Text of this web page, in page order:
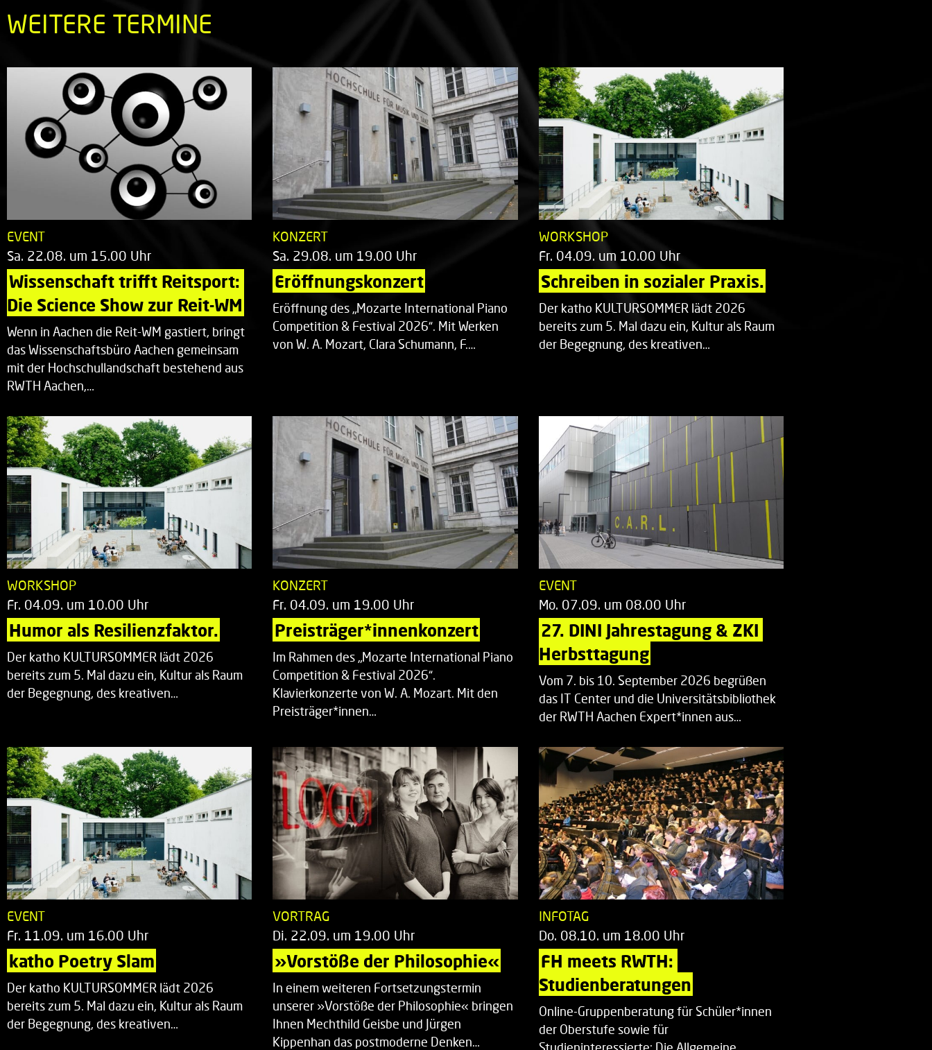
WEITERE TERMINE
EVENT
Sa. 22.08. um 15.00 Uhr
Wissenschaft trifft Reitsport:
Die Science Show zur Reit-WM
Wenn in Aachen die Reit-WM gastiert, bringt
das Wissenschaftsbüro Aachen gemeinsam
mit der Hochschullandschaft bestehend aus
RWTH Aachen,…
KONZERT
Sa. 29.08. um 19.00 Uhr
Eröffnungskonzert
Eröffnung des „Mozarte International Piano
Competition & Festival 2026“. Mit Werken
von W. A. Mozart, Clara Schumann, F.…
WORKSHOP
Fr. 04.09. um 10.00 Uhr
Schreiben in sozialer Praxis.
Der katho KULTURSOMMER lädt 2026
bereits zum 5. Mal dazu ein, Kultur als Raum
der Begegnung, des kreativen…
WORKSHOP
Fr. 04.09. um 10.00 Uhr
Humor als Resilienzfaktor.
Der katho KULTURSOMMER lädt 2026
bereits zum 5. Mal dazu ein, Kultur als Raum
der Begegnung, des kreativen…
KONZERT
Fr. 04.09. um 19.00 Uhr
Preisträger*innenkonzert
Im Rahmen des „Mozarte International Piano
Competition & Festival 2026“.
Klavierkonzerte von W. A. Mozart. Mit den
Preisträger*innen…
EVENT
Mo. 07.09. um 08.00 Uhr
27. DINI Jahrestagung & ZKI
Herbsttagung
Vom 7. bis 10. September 2026 begrüßen
das IT Center und die Universitätsbibliothek
der RWTH Aachen Expert*innen aus…
EVENT
Fr. 11.09. um 16.00 Uhr
katho Poetry Slam
Der katho KULTURSOMMER lädt 2026
bereits zum 5. Mal dazu ein, Kultur als Raum
der Begegnung, des kreativen…
VORTRAG
Di. 22.09. um 19.00 Uhr
»Vorstöße der Philosophie«
In einem weiteren Fortsetzungstermin
unserer »Vorstöße der Philosophie« bringen
Ihnen Mechthild Geisbe und Jürgen
Kippenhan das postmoderne Denken…
INFOTAG
Do. 08.10. um 18.00 Uhr
FH meets RWTH:
Studienberatungen
Online-Gruppenberatung für Schüler*innen
der Oberstufe sowie für